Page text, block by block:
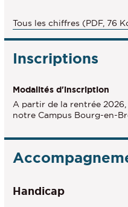
Tous les chiffres (PDF, 76
Inscriptions
Modalités d'inscription
A partir de la rentrée
notre Campus Bourg-en-
Handicap